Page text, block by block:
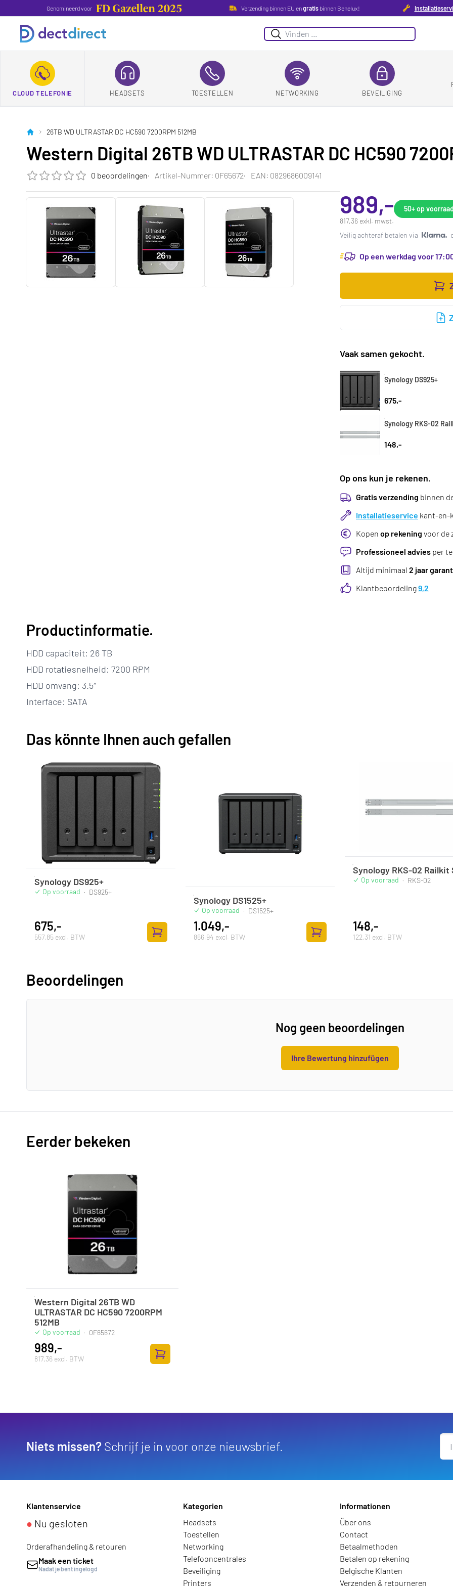
Genomineerd voor Verzending binnen EU engratisbinnen Benelux!
Suchen
CLOUD TELEFONIE HEADSETS TOESTELLEN NETWORKING BEVEILIGING
26TB WD ULTRASTAR DC HC590 7200RPM 512MB
Western Digital 26TB WD ULTRASTAR DC HC590
Die Bewertung dieses Produkts ist0.0von 5
0 beoordelingen Artikel-Nummer: 0F65672 EAN: 0829686009141
989,-
817,36 exkl. mwst.
50+op voorraad
Veilig achteraf betalen via
Op een werkdag voor
Vaak samen gekocht.
Synology DS925+
675,-
Synology RKS-02
148,-
Op ons kun je rekenen.
Gratis verzending binnen
Installatieservice kant-en-
Kopen op rekening voor de
Professioneel advies per
Altijd minimaal 2 jaar
Klantbeoordeling9,2
Productinformatie.
HDD capaciteit: 26 TB
HDD rotatiesnelheid: 7200 RPM
HDD omvang: 3.5″
Interface: SATA
Das könnte Ihnen auch gefallen
Synology DS925+
Op voorraad · DS925+
675,-
557,85 excl. BTW
Zum Warenkorb hinzufügen
Synology DS1525+
Op voorraad · DS1525+
1.049,-
866,94 excl. BTW
Zum Warenkorb hinzufügen
Synology RKS-02 Railkit
Op voorraad · RKS-02
148,-
122,31 excl. BTW
Beoordelingen
Nog geen beoordelingen
Ihre Bewertung hinzufügen
Eerder bekeken
Western Digital 26TB WD
ULTRASTAR DC HC590 7200RPM
512MB
Op voorraad · 0F65672
989,-
817,36 excl. BTW
Zum Warenkorb hinzufügen
Niets missen? Schrijf je in voor onze nieuwsbrief.
Klantenservice
● Nu gesloten
Orderafhandeling & retouren
Maak een ticket
Nadat je bent ingelogd
Kategorien
Headsets
Toestellen
Networking
Telefooncentrales
Beveiliging
Printers
Informationen
Über ons
Contact
Betaalmethoden
Betalen op rekening
Belgische Klanten
Verzenden & retourneren